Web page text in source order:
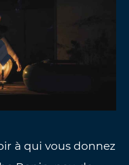
à qui vous donnez